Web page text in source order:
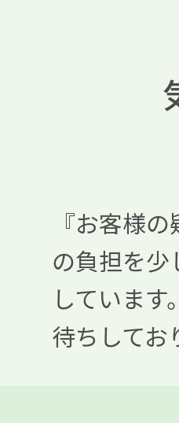
『お客様
の負担を
していま
待ちしてお